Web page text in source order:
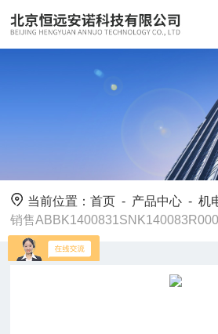
当前位置：首页 - 产品中心 -机
销售